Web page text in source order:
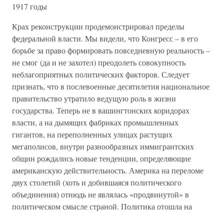
1917 годы
Крах реконструкции продемонстрировал пределы
федеральной власти. Мы видели, что Конгресс – в его
борьбе за право формировать повседневную реальность –
не смог (да и не захотел) преодолеть совокупность
неблагоприятных политических факторов. Следует
признать, что в послевоенные десятилетия национальное
правительство утратило ведущую роль в жизни
государства. Теперь не в вашингтонских коридорах
власти, а на дымящих фабриках промышленных
гигантов, на переполненных улицах растущих
мегаполисов, внутри разнообразных иммигрантских
общин рождались новые тенденции, определяющие
американскую действительность. Америка на переломе
двух столетий (хоть и добившаяся политического
объединения) отнюдь не являлась «продвинутой» в
политическом смысле страной. Политика отошла на